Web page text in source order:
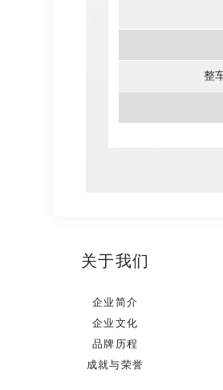
整
关于我们
企业简介
企业文化
品牌历程
成就与荣誉